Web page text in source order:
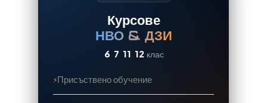
Курсове
НВО & ДЗИ
6 7 11 12 клас
Присъствено обучение